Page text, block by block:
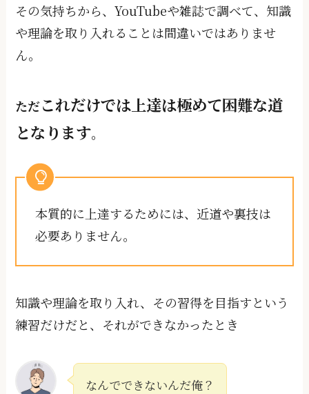
その気持ちから、YouTubeや雑誌で調べて、知識
や理論を取り入れることは間違いではありませ
ん。
ただこれだけでは上達は極めて困難な道
となります。
本質的に上達するためには、近道や裏技は
必要ありません。
知識や理論を取り入れ、その習得を⽬指すという
練習だけだと、それができなかったとき
なんでできないんだ俺？